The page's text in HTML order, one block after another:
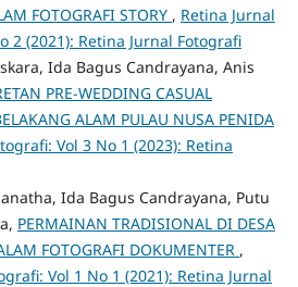
FOTOGRAFI STORY , Retina Jurnal
2 (2021): Retina Jurnal Fotografi
Ida Bagus Candrayana, Anis
PRE-WEDDING CASUAL
ALAM PULAU NUSA PENIDA
Vol 3 No 1 (2023): Retina
Ida Bagus Candrayana, Putu
PERMAINAN TRADISIONAL DI DESA
FOTOGRAFI DOKUMENTER ,
Vol 1 No 1 (2021): Retina Jurnal